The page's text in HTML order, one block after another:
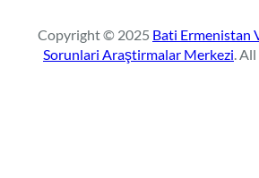
c
h
Copyright © 2025 Bati Ermenistan
Sorunlari Araştirmalar Merkezi.